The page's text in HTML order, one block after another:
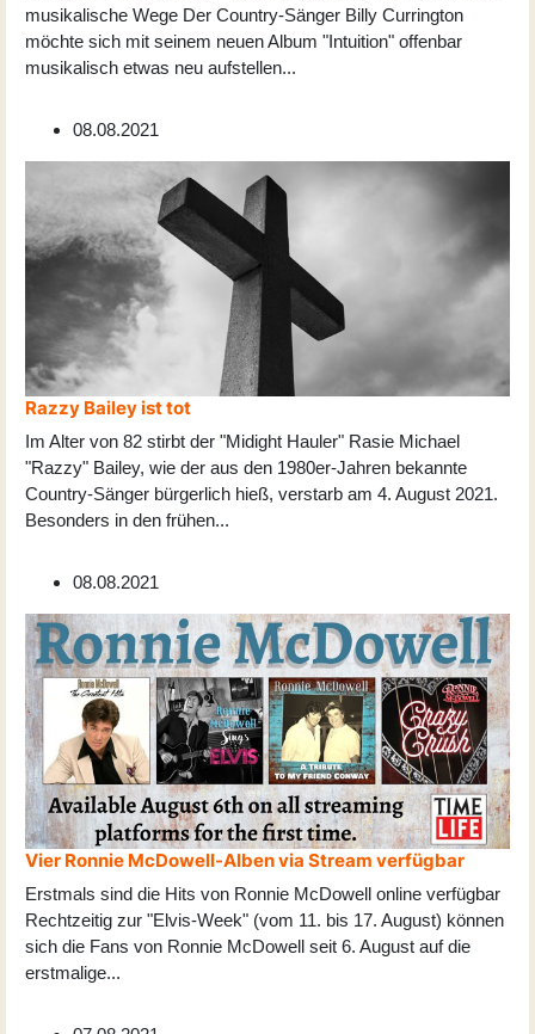
musikalische Wege Der Country-Sänger Billy Currington
möchte sich mit seinem neuen Album "Intuition" offenbar
musikalisch etwas neu aufstellen...
08.08.2021
Razzy Bailey ist tot
Im Alter von 82 stirbt der "Midight Hauler" Rasie Michael
"Razzy" Bailey, wie der aus den 1980er-Jahren bekannte
Country-Sänger bürgerlich hieß, verstarb am 4. August 2021.
Besonders in den frühen...
08.08.2021
Vier Ronnie McDowell-Alben via Stream verfügbar
Erstmals sind die Hits von Ronnie McDowell online verfügbar
Rechtzeitig zur "Elvis-Week" (vom 11. bis 17. August) können
sich die Fans von Ronnie McDowell seit 6. August auf die
erstmalige...